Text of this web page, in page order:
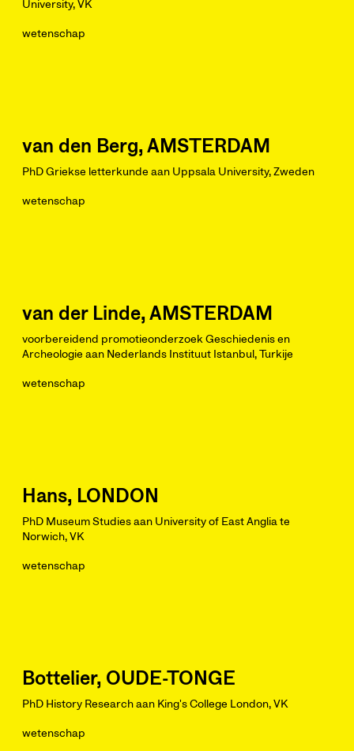
University, VK
wetenschap
van den Berg, AMSTERDAM
PhD Griekse letterkunde aan Uppsala University, Zweden
wetenschap
van der Linde, AMSTERDAM
voorbereidend promotieonderzoek Geschiedenis en
Archeologie aan Nederlands Instituut Istanbul, Turkije
wetenschap
Hans, LONDON
PhD Museum Studies aan University of East Anglia te
Norwich, VK
wetenschap
Bottelier, OUDE-TONGE
PhD History Research aan King's College London, VK
wetenschap